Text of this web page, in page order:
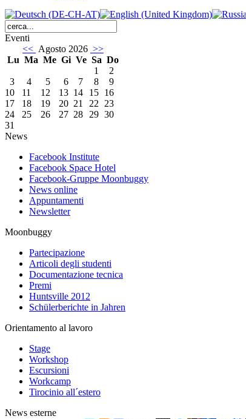
Eventi
<< Agosto 2026 >>
Lu Ma Me Gi Ve Sa Do
1
2
3
4 5 6 7 8
9
10
11 12 13 14 15 16
17
18 19 20 21 22 23
24
25 26 27 28 29 30
31
News
Facebook Institute
Facebook Space Hotel
Facebook-Gruppe Moonbuggy
News online
Appuntamenti
Newsletter
Moonbuggy
Partecipazione
Articoli degli studenti
Documentazione tecnica
Premi
Huntsville 2012
Schülerberichte in Jahren
Orientamento al lavoro
Stage
Workshop
Escursioni
Workcamp
Tirocinio all´estero
News esterne